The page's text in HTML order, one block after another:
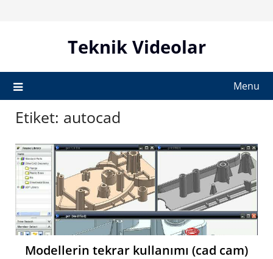
Teknik Videolar
Menu
Etiket: autocad
Modellerin tekrar kullanımı (cad cam)